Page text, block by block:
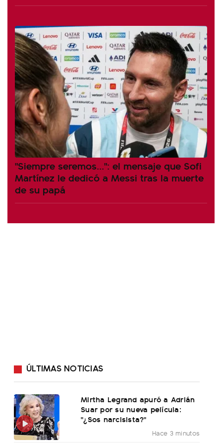
"Siempre seremos...": el mensaje que Sofi
Martínez le dedicó a Messi tras la muerte
de su papá
ÚLTIMAS NOTICIAS
Mirtha Legrand apuró a Adrián
Suar por su nueva película:
"¿Sos narcisista?"
Hace 3 minutos